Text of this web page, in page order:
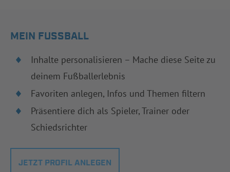
MEIN FUSSBALL
Inhalte personalisieren – Mache diese Seite zu
deinem Fußballerlebnis
Favoriten anlegen, Infos und Themen filtern
Präsentiere dich als Spieler, Trainer oder
Schiedsrichter
JETZT PROFIL ANLEGEN